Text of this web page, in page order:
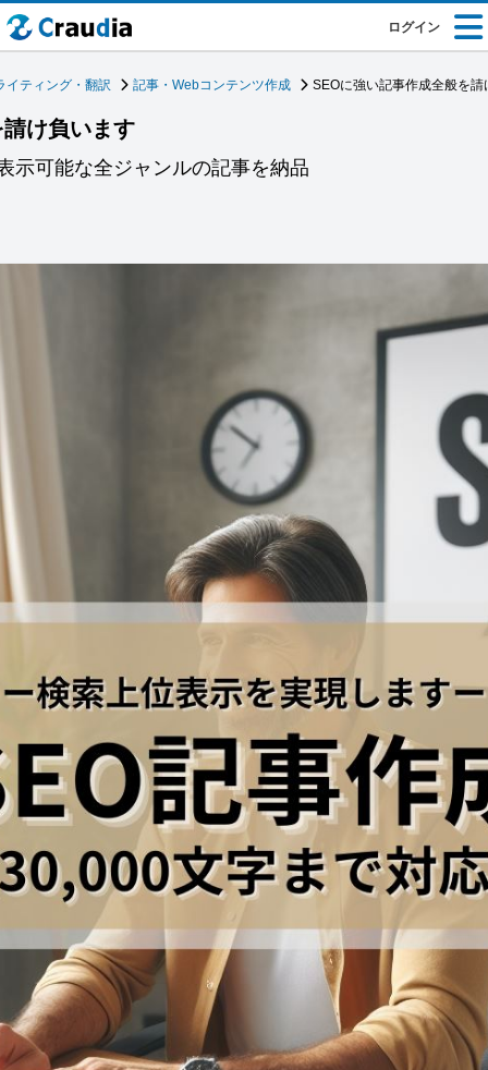
ログイン
イティング・翻訳 記事・Webコンテンツ作成 SEOに強い記事作成全般を請
け負います
示可能な全ジャンルの記事を納品